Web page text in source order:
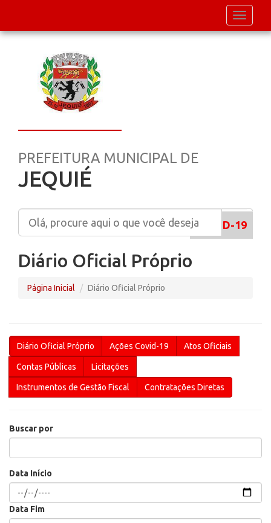
Toggle
PREFEITURA MUNICIPAL DE
JEQUIÉ
Publicações Diário
COVID-19
Diário Oficial Próprio
Página Inicial Diário Oficial Próprio
Diário Oficial Próprio Ações Covid-19 Atos Oficiais
Contas Públicas Licitações
Instrumentos de Gestão Fiscal Contratações Diretas
Buscar por
Data Início
Data Fim